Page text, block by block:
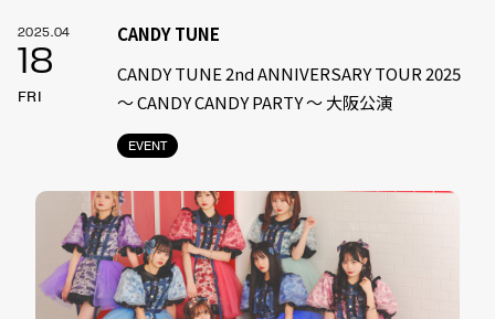
2025.04
18
FRI
EVENT
CANDY TUNE
CANDY TUNE 2nd ANNIVERSARY TOUR 2025
〜 CANDY CANDY PARTY 〜 大阪公演